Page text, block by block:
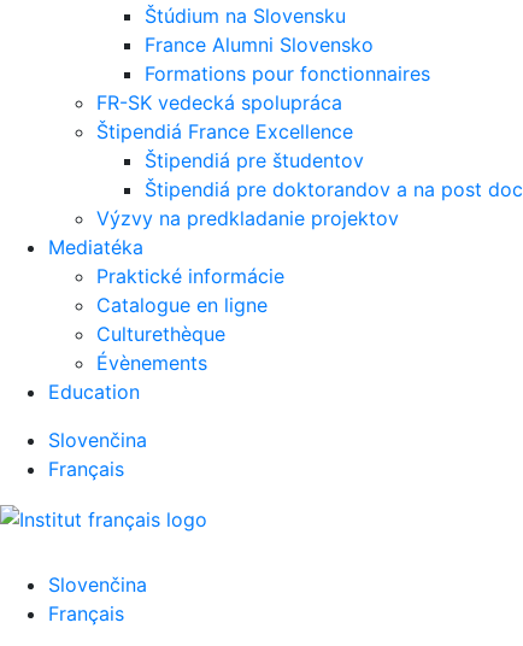
Štúdium na Slovensku
France Alumni Slovensko
Formations pour fonctionnaires
FR-SK vedecká spolupráca
Štipendiá France Excellence
Štipendiá pre študentov
Štipendiá pre doktorandov a na post doc
Výzvy na predkladanie projektov
Mediatéka
Praktické informácie
Catalogue en ligne
Culturethèque
Évènements
Education
Slovenčina
Français
Slovenčina
Français